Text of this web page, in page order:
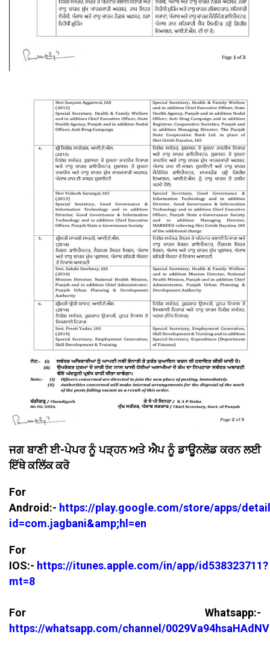
ਜਗ ਬਾਣੀ ਈ-ਪੇਪਰ ਨੂੰ ਪੜ੍ਹਨ ਅਤੇ ਐਪ ਨੂੰ ਡਾਊਨਲੋਡ ਕਰਨ ਲਈ
ਇੱਥੇ ਕਲਿੱਕ ਕਰੋ
For
Android:- https://play.google.com/store/apps/
id=com.jagbani&amp;hl=en
For
IOS:- https://itunes.apple.com/in/app/id538323711?
mt=8
For Whatsapp:-
https://whatsapp.com/channel/